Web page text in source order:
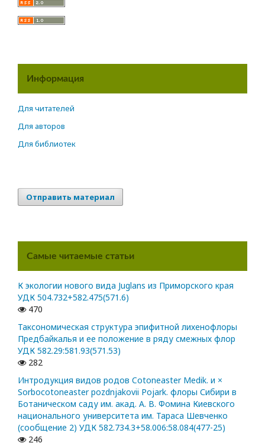
Информация
Для читателей
Для авторов
Для библиотек
Отправить материал
Самые читаемые статьи
К экологии нового вида Juglans из Приморского края
УДК 504.732+582.475(571.6)
470
Таксономическая структура эпифитной лихенофлоры
Предбайкалья и ее положение в ряду смежных флор
УДК 582.29:581.93(571.53)
282
Интродукция видов родов Cotoneaster Medik. и ×
Sorbocotoneaster pozdnjakovii Pojark. флоры Сибири в
Ботаническом саду им. акад. А. В. Фомина Киевского
национального университета им. Тараса Шевченко
(сообщение 2) УДК 582.734.3+58.006:58.084(477-25)
246